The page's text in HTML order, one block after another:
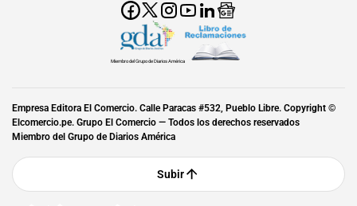
Miembro del Grupo de Diarios América
Empresa Editora El Comercio. Calle Paracas #532, Pueblo Libre. Copyright ©
Elcomercio.pe. Grupo El Comercio — Todos los derechos reservados
Miembro del Grupo de Diarios América
Subir